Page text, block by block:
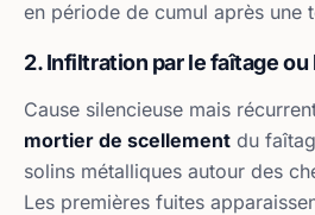
en période de cumul après une
2. Infiltration par le faîtage ou
Cause silencieuse mais
mortier de scellement du
solins métalliques autour des
Les premières fuites